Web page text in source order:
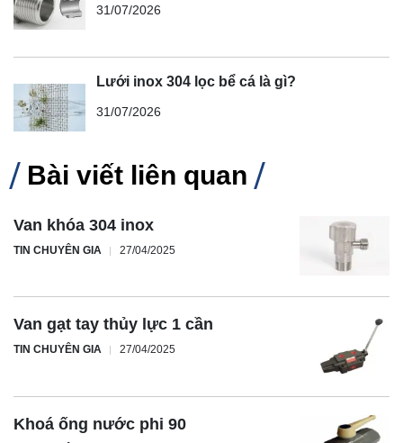
31/07/2026
Lưới inox 304 lọc bể cá là gì?
31/07/2026
Bài viết liên quan
Van khóa 304 inox
TIN CHUYÊN GIA 27/04/2025
Van gạt tay thủy lực 1 cần
TIN CHUYÊN GIA 27/04/2025
Khoá ống nước phi 90